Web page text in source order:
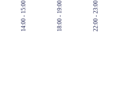
14:00 - 15:00 18:00 - 19:00 22:00 - 23:00